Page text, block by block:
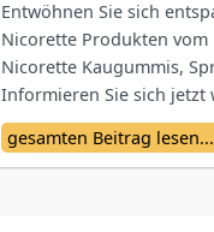
Entwöhnen Sie sich
Nicorette Produkten vom
Nicorette Kaugummis,
Informieren Sie sich jetzt
besser gelingen kann.
gesamten Beitrag lesen...